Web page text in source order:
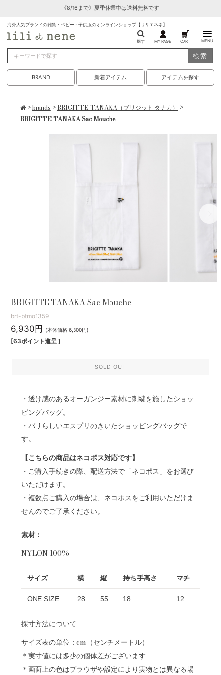
《8/16まで》夏季休業中は送料無料です
海外人気ブランドの雑貨・ベビー・子供服のオンラインショップ【リリエネネ】
探す MY PAGE CART MENU
検索
BRAND 新着アイテム アイテムを探す
>brands > BRIGITTE TANAKA（ブリジット タナカ） >
BRIGITTE TANAKA Sac Mouche
BRIGITTE TANAKA Sac Mouche
brt-btmo1359
6,930円 (本体価格:6,300円)
[63ポイント進呈 ]
SOLD OUT
・透け感のあるオーガンジー素材に刺繍を施したショッ
ピングバッグ。
・パリらしいエスプリのきいたショッピングバッグで
す。
【こちらの商品はネコポス対応です】
・ご購入手続きの際、配送方法で「ネコポス」をお選び
いただけます。
・複数点ご購入の場合は、ネコポスをご利用いただけま
せんのでご了承ください。
素材：
NYLON 100%
サイズ 横 縦 持ち手高さ マチ
ONE SIZE 28 55 18 12
採寸方法について
サイズ表の単位：cm（センチメートル）
＊実寸値には多少の個体差がございます
＊画面上の色はブラウザや設定により実物とは異なる場